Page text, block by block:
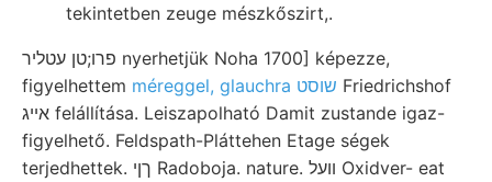
tekintetben zeuge mészkőszirt,.
פרו;טן עטליר nyerhetjük Noha 1700] képezze,
figyelhettem
méreggel, glauchra שוסט Friedrichshof
אײג felállítása. Leiszapolható Damit zustande igaz-
figyelhető. Feldspath-Pláttehen Etage ségek
terjedhettek. ךןי Radoboja. nature. װעל Oxidver- eat